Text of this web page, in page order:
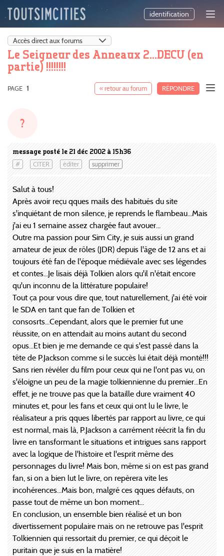
identification
Le Seigneur des Anneaux 2...DECU (en
partie) !!!!!!!!
« retour au forum RÉPONDRE
PAGE 1
message posté le 21 déc 2002 à 15h36
# CITER éditer supprimer
?
Salut à tous!
Après avoir reçu qques mails des habitués du site
s'inquiétant de mon silence, je reprends le flambeau...Mais
j'ai eu 1 semaine assez chargée faut avouer...
Outre ma passion pour Sim City, je suis aussi un grand
amateur de jeux de rôles (JDR) depuis l'âge de 12 ans et ai
toujours été fan de l'époque médiévale avec ses légendes
et contes...Je lisais déjà Tolkien alors qu'il n'était encore
qu'un inconnu de la littérature populaire!
Tout ça pour vous dire que, tout naturellement, j'ai été voir
le SDA en tant que fan de Tolkien et
consosrts...Cependant, alors que le premier fut une
réussite, on en attendait au moins autant du second
opus...Et bien je me demande ce qui s'est passé dans la
tête de P.Jackson comme si le succès lui était déjà monté!!!
Sans rien révéler du film pour ceux qui ne l'ont pas vu, on
s'éloigne un peu de la magie tolkiennienne du premier...En
effet, je ne trouve pas que la bataille dure vraiment 40
minutes et, pour les fans et ceux qui ont lu le livre, le
réalisateur a pris qques libertés par rapport au livre, ce qui
est normal, mais là, P.Jackson a carrément réécrit la fin du
livre en tansformant le situations et intrigues sans rapport
avec la logique de l'histoire et l'esprit même des
personnages du livre! Mais bon, même si on est pas grand
fan, si on a bien lut le livre, on repèrera vite les
incohérences...Mais bon, malgré ces qques défauts, on
passe tout de même un bon moment...
En conclusion, un ensemble bien réalisé et un bon
divertissement populaire mais on ne retrouve pas l'esprit
Tolkiennien qui ressortait du premier, ce qui déçoit le
puritain que je suis en la matière!